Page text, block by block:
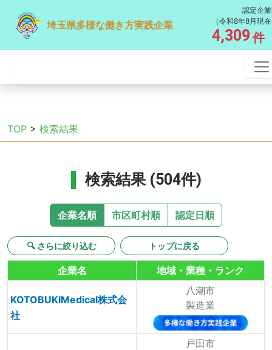
埼玉県多様な働き方実践企業
認定企
（令和8年8月現
4,309 件
TOP > 検索結果
検索結果 (504件)
企業名順 市区町村順 認定日順
🔍 さらに絞り込む トップに戻る
企業名 地域・業種・ランク
KOTOBUKIMedical株式会
社
八潮市
製造業
戸田市